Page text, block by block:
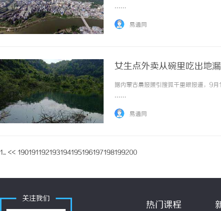
……
易通网
女生点外卖从碗里吃出地
据内蒙古晨报援引搜狐千里眼报道，9
……
易通网
1... << 190191192193194195196197198199200
关注我们
热门课程